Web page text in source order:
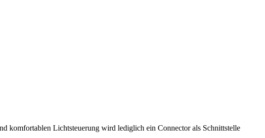
komfortablen Lichtsteuerung wird lediglich ein Connector als Schnittstelle